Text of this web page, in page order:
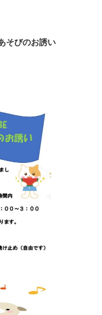
そびのお誘い